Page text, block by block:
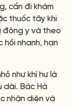
cần đi khám
thuốc tây khi
đông y và theo
hồi nhanh, hạn
như khí hư là
dài. Bác Hà
nhận diện và